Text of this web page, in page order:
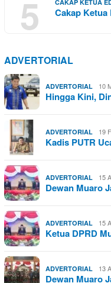
5 CAKAP KETUA
Cakap
ADVERTORIAL
ADVERTORIAL 10
Hingga Kini,
ADVERTORIAL 19
Kadis PUTR
ADVERTORIAL 15
Dewan Muaro
ADVERTORIAL 15
Ketua DPRD
ADVERTORIAL 13
Dewan Muaro